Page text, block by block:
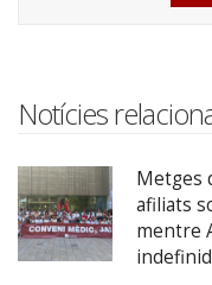
Notícies
Metges
afiliats
mentre